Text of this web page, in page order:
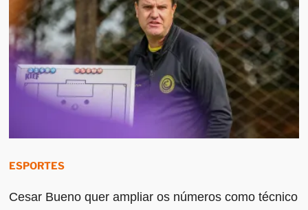
ESPORTES
Cesar Bueno quer ampliar os números como técnico